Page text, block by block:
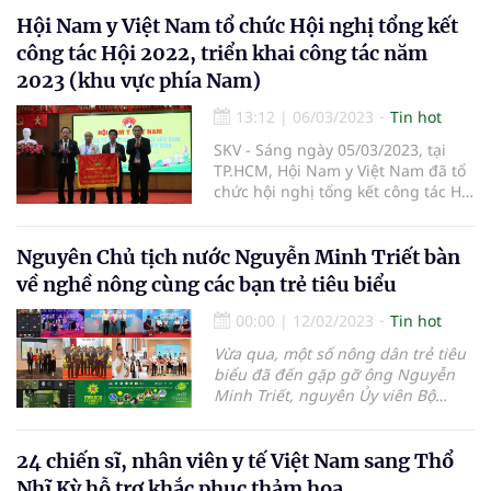
Triển lãm được tổ chức từ ngày 10-
13/5/2023, tại Cung Văn hóa Hữu
Nghị - 91 Trần Hưng Đạo – TP Hà
Nội.
Hội Nam y Việt Nam tổ chức Hội nghị tổng kết
công tác Hội 2022, triển khai công tác năm
2023 (khu vực phía Nam)
13:12 | 06/03/2023
Tin hot
SKV - Sáng ngày 05/03/2023, tại
TP.HCM, Hội Nam y Việt Nam đã tổ
chức hội nghị tổng kết công tác Hội
Nam).
Nguyên Chủ tịch nước Nguyễn Minh Triết bàn
về nghề nông cùng các bạn trẻ tiêu biểu
00:00 | 12/02/2023
Tin hot
Vừa qua, một số nông dân trẻ tiêu
biểu đã đến gặp gỡ ông Nguyễn
Minh Triết, nguyên Ủy viên Bộ
Trung ương Đoàn TNCS Hồ Chí
Minh. Tại đây, các bạn trẻ đã đón
24 chiến sĩ, nhân viên y tế Việt Nam sang Thổ